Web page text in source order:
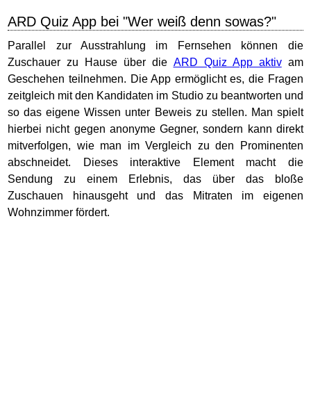
ARD Quiz App bei "Wer weiß denn sowas?"
Parallel zur Ausstrahlung im Fernsehen können die
Zuschauer zu Hause über die ARD Quiz App aktivam
Geschehen teilnehmen. Die App ermöglicht es, die Fragen
zeitgleich mit den Kandidaten im Studio zu beantworten und
so das eigene Wissen unter Beweis zu stellen. Man spielt
hierbei nicht gegen anonyme Gegner, sondern kann direkt
mitverfolgen, wie man im Vergleich zu den Prominenten
abschneidet. Dieses interaktive Element macht die
Sendung zu einem Erlebnis, das über das bloße
Zuschauen hinausgeht und das Mitraten im eigenen
Wohnzimmer fördert.